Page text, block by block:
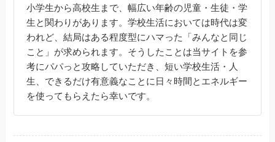
小学生から高校生まで、幅広い年齢の児童・生徒・学
生と関わりがあります。学校生活においては時代は変
われど、結局はある程度型にハマった「みんなと同じ
こと」が求められます。そうしたことは当サイトを参
考にパパっと攻略していただき、短い学校生活・人
生、できるだけ有意義なことに日々時間とエネルギー
を使ってもらえたら幸いです。